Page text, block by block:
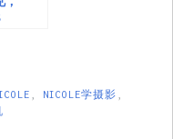
NICOLE学摄影